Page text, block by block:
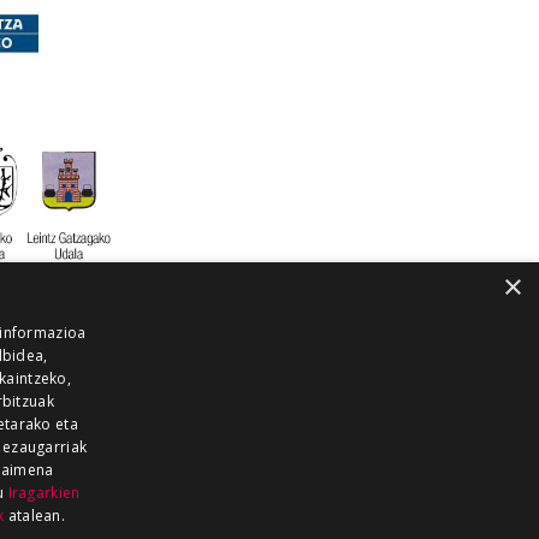
GUKA
×
eta
Iragarkien
atalean.